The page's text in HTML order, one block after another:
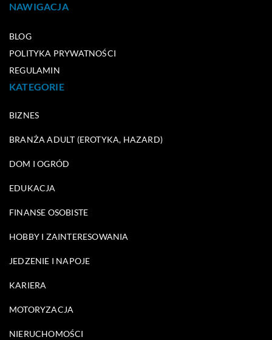
NAWIGACJA
BLOG
POLITYKA PRYWATNOŚCI
REGULAMIN
KATEGORIE
BIZNES
BRANŻA ADULT (EROTYKA, HAZARD)
DOM I OGRÓD
EDUKACJA
FINANSE OSOBISTE
HOBBY I ZAINTERESOWANIA
JEDZENIE I NAPOJE
KARIERA
MOTORYZACJA
NIERUCHOMOŚCI